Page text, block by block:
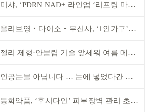
미샤, ‘PDRN NAD+ 라인업 ‘리프팅 마스크’ 출시
올리브영‧다이소‧무신사, ‘1인가구’가 이끈다
젤리 제형·안묻립 기술 앞세워 여름 메이크업 시장 공략
인공눈물 아닙니다 … 눈에 넣었다간 각막 손상
동화약품, ‘후시다인’ 피부장벽 관리 초점 ‘리브랜딩’